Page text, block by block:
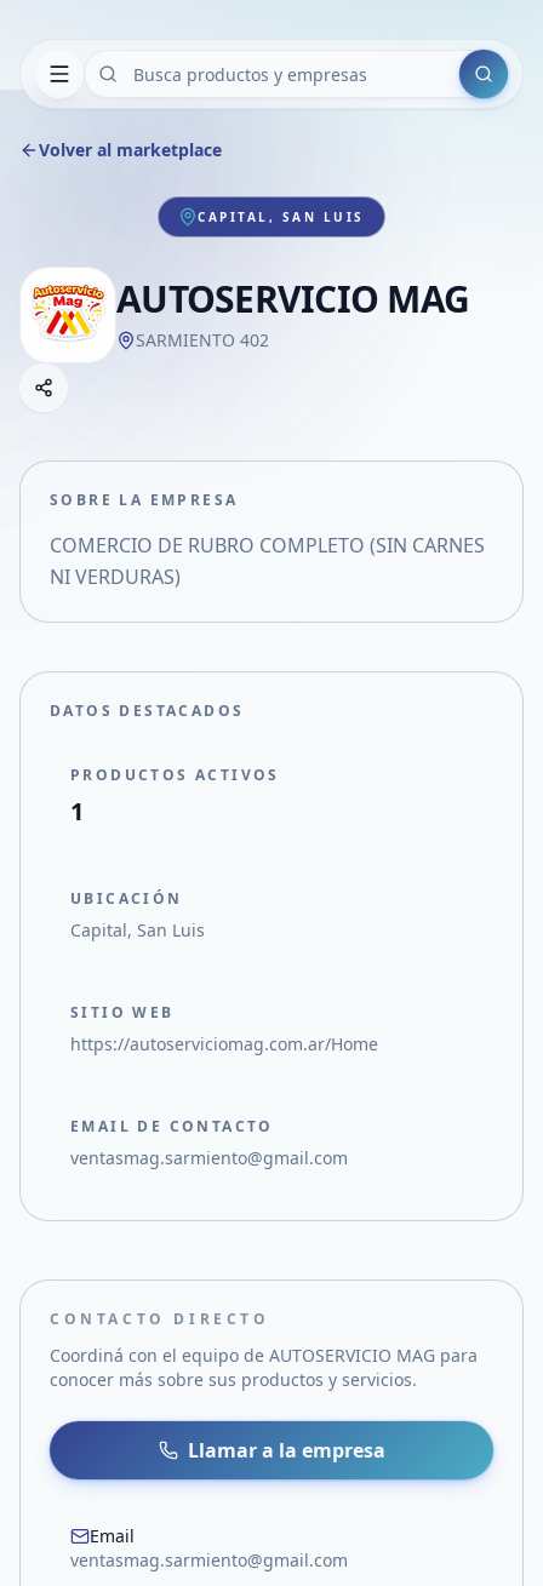
Buscar
Volver al marketplace
CAPITAL, SAN LUIS
AUTOSERVICIO MAG
SARMIENTO 402
Compartir empresa
Compartir en X
SOBRE LA EMPRESA
COMERCIO DE RUBRO COMPLETO (SIN CARNES
NI VERDURAS)
DATOS DESTACADOS
PRODUCTOS ACTIVOS
1
UBICACIÓN
Capital, San Luis
SITIO WEB
https://autoserviciomag.com.ar/Home
EMAIL DE CONTACTO
ventasmag.sarmiento@gmail.com
CONTACTO DIRECTO
Coordiná con el equipo de AUTOSERVICIO MAG para
conocer más sobre sus productos y servicios.
Llamar a la empresa
Email
ventasmag.sarmiento@gmail.com